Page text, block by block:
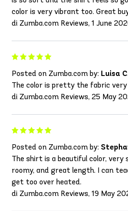
color is very vibrant too. Great
di Zumba.com Reviews, 1 June
Posted on Zumba.com by: Luisa
The color is pretty the fabric
di Zumba.com Reviews, 25 May
Posted on Zumba.com by:
The shirt is a beautiful color,
roomy, and great length. I can
get too over heated.
di Zumba.com Reviews, 19 May